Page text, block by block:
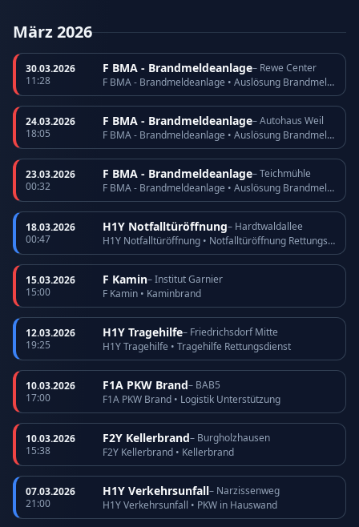
März 2026
30.03.2026
11:28
F BMA - Brandmeldeanlage– Rewe Center
F BMA - Brandmeldeanlage • Auslösung Brandmeldeanlage
24.03.2026
18:05
F BMA - Brandmeldeanlage– Autohaus Weil
F BMA - Brandmeldeanlage • Auslösung Brandmeldeanlage
23.03.2026
00:32
F BMA - Brandmeldeanlage– Teichmühle
F BMA - Brandmeldeanlage • Auslösung Brandmeldeanlage
18.03.2026
00:47
H1Y Notfalltüröffnung– Hardtwaldallee
H1Y Notfalltüröffnung • Notfalltüröffnung Rettungsdienst
15.03.2026
15:00
F Kamin– Institut Garnier
F Kamin • Kaminbrand
12.03.2026
19:25
H1Y Tragehilfe– Friedrichsdorf Mitte
H1Y Tragehilfe • Tragehilfe Rettungsdienst
10.03.2026
17:00
F1A PKW Brand– BAB5
F1A PKW Brand • Logistik Unterstützung
10.03.2026
15:38
F2Y Kellerbrand– Burgholzhausen
F2Y Kellerbrand • Kellerbrand
07.03.2026
21:00
H1Y Verkehrsunfall– Narzissenweg
H1Y Verkehrsunfall • PKW in Hauswand